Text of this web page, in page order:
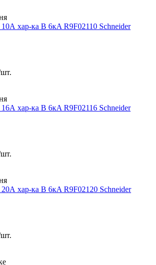
хар-ка В 6кA R9F02110 Schneider
хар-ка В 6кA R9F02116 Schneider
хар-ка В 6кA R9F02120 Schneider